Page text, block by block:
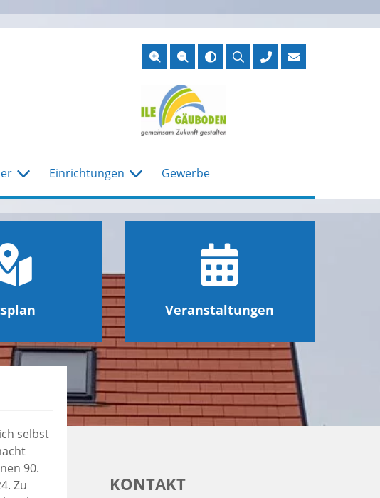
Suche
Einrichtungen Gewerbe
Veranstaltungen
selbst
90.
Zu
KONTAKT